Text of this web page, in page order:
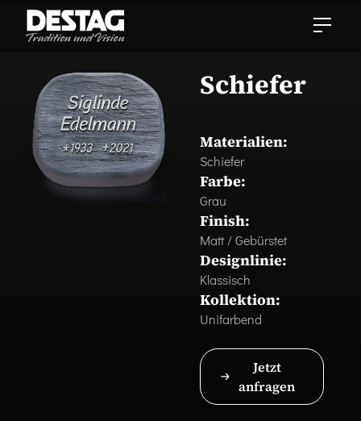
Schiefer
Materialien:
Schiefer
Farbe:
Grau
Finish:
Matt / Gebürstet
Designlinie:
Klassisch
Kollektion:
Unifarbend
Jetzt
anfragen